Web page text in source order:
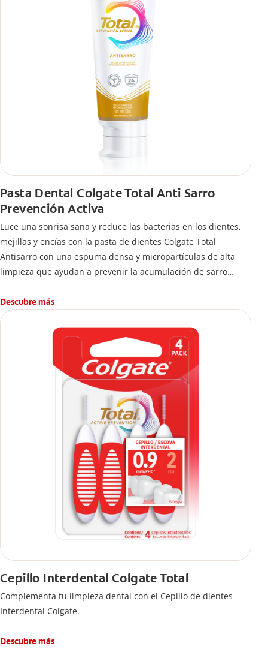
Pasta Dental Colgate Total Anti Sarro
Prevención Activa
Luce una sonrisa sana y reduce las bacterias en los dientes,
mejillas y encías con la pasta de dientes Colgate Total
Antisarro con una espuma densa y micropartículas de alta
limpieza que ayudan a prevenir la acumulación de sarro
Descubre más
Cepillo Interdental Colgate Total
Complementa tu limpieza dental con el Cepillo de dientes
Interdental Colgate.
Descubre más